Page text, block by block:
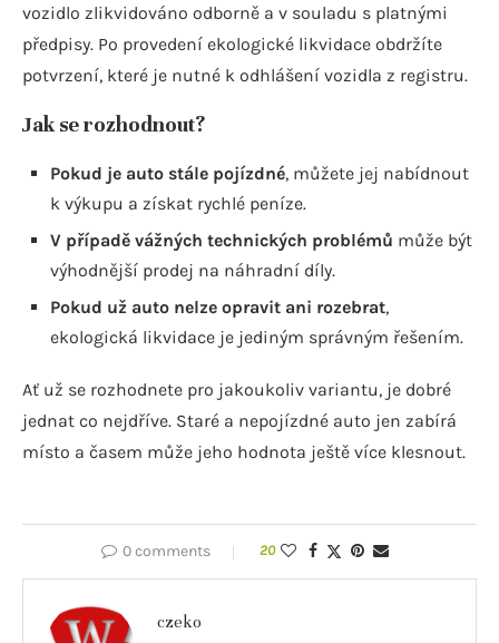
vozidlo zlikvidováno odborně a v souladu s platnými
předpisy. Po provedení ekologické likvidace obdržíte
potvrzení, které je nutné k odhlášení vozidla z registru.
Jak se rozhodnout?
Pokud je auto stále pojízdné, můžete jej nabídnout
k výkupu a získat rychlé peníze.
V případě vážných technických problémů může být
výhodnější prodej na náhradní díly.
Pokud už auto nelze opravit ani rozebrat,
ekologická likvidace je jediným správným řešením.
Ať už se rozhodnete pro jakoukoliv variantu, je dobré
jednat co nejdříve. Staré a nepojízdné auto jen zabírá
místo a časem může jeho hodnota ještě více klesnout.
0 comments 20
czeko